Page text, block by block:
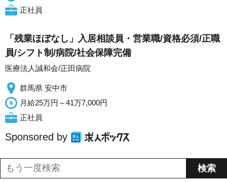
正社員
「残業ほぼなし」入居相談員・営業職/資格必須/正職
員/シフト制/病院/社会保障完備
医療法人誠和会/正田病院
群馬県 安中市
月給25万円～41万7,000円
正社員
Sponsored by